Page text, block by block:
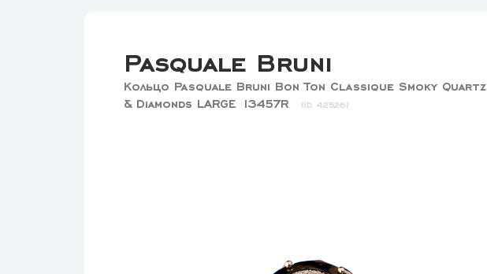
Pasquale Bruni
Кольцо Pasquale Bruni Bon Ton Classique Smoky Quartz
& Diamonds LARGE 13457R
42526